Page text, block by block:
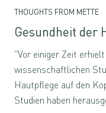
THOUGHTS FROM METTE
"Vor einiger Zeit
wissenschaftlichen
Hautpflege auf den
Studien haben